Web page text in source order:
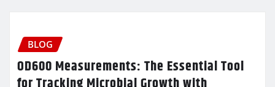
BLOG
OD600 Measurements: The Essential Tool